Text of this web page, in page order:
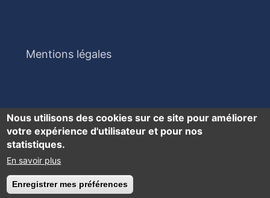
Mentions légales
Accessibilité : partiellement conforme
Nous utilisons des cookies sur ce site pour améliorer
votre expérience d'utilisateur et pour nos
statistiques.
En savoir plus
Enregistrer mes préférences